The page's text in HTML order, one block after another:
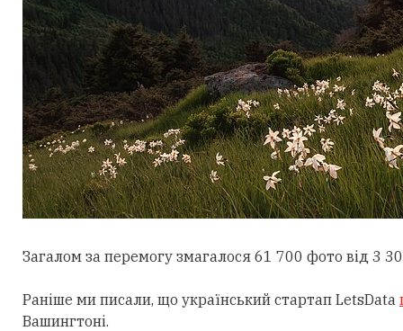
Загалом за перемогу змагалося 61 700 фото від 3
Раніше ми писали, що український стартап LetsData
Вашингтоні.